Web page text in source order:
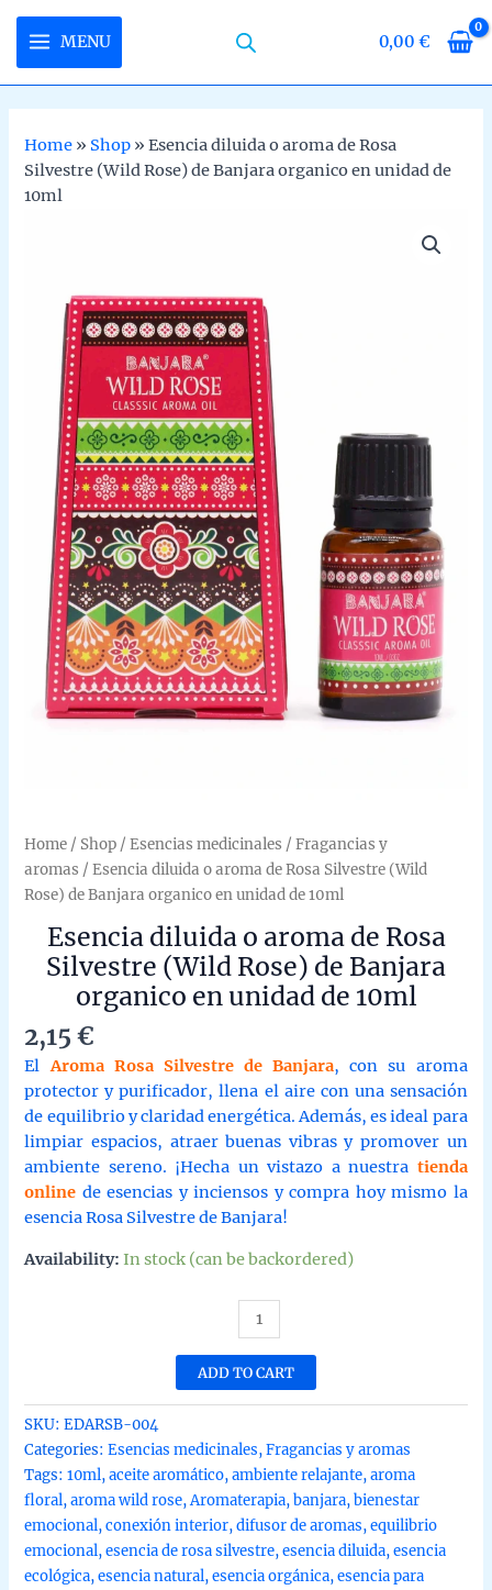
content
MENU 0,00€
Home » Shop »Esencia diluida o aroma de Rosa
Silvestre (Wild Rose) de Banjara organico en unidad de
10ml
Home / Shop /Esencias medicinales /Fragancias y
aromas / Esencia diluida o aroma de Rosa Silvestre (Wild
Rose) de Banjara organico en unidad de 10ml
Esencia diluida o aroma de Rosa
Silvestre (Wild Rose) de Banjara
organico en unidad de 10ml
2,15€
ElAroma Rosa Silvestre de Banjara, con su aroma
protector y purificador, llena el aire con una sensación
de equilibrio y claridad energética. Además, es ideal para
limpiar espacios, atraer buenas vibras y promover un
ambiente sereno. ¡Hecha un vistazo a nuestra tienda
online de esencias y inciensos y compra hoy mismo la
esencia Rosa Silvestre de Banjara!
Availability: In stock (can be backordered)
diluida
aroma
Rosa
Silvestre
(Wild
Banjara
ADD TO CART
SKU:EDARSB-004
Categories:Esencias medicinales,Fragancias y aromas
Tags:10ml,aceite aromático,ambiente relajante,aroma
floral,aroma wild rose,Aromaterapia,banjara,bienestar
emocional,conexión interior,difusor de aromas,equilibrio
emocional,esencia de rosa silvestre,esencia diluida,esencia
ecológica,esencia natural,esencia orgánica,esencia para